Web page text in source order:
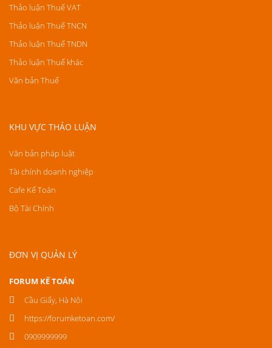
Thảo luận Thuế VAT
Thảo luận Thuế TNCN
Thảo luận Thuế TNDN
Thảo luận Thuế khác
Văn bản Thuế
KHU VỰC THẢO LUẬN
Văn bản pháp luật
Tài chính doanh nghiệp
Cafe Kế Toán
Bộ Tài Chính
ĐƠN VỊ QUẢN LÝ
FORUM KẾ TOÁN
Cầu Giấy, Hà Nội
https://forumketoan.com/
0909999999